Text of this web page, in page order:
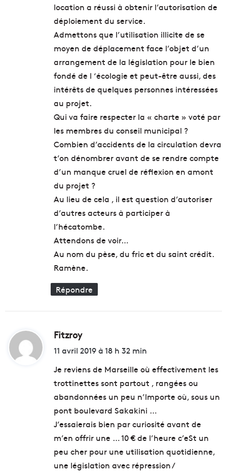
location a réussi à obtenir l’autorisation de
déploiement du service.
Admettons que l’utilisation illicite de se
moyen de déplacement face l’objet d’un
arrangement de la législation pour le bien
fondé de l ‘écologie et peut-être aussi, des
intérêts de quelques personnes intéressées
au projet.
Qui va faire respecter la « charte » voté par
les membres du conseil municipal ?
Combien d’accidents de la circulation devra
t’on dénombrer avant de se rendre compte
d’un manque cruel de réflexion en amont
du projet ?
Au lieu de cela , il est question d’autoriser
d’autres acteurs à participer à
l’hécatombe.
Attendons de voir…
Au nom du pèse, du fric et du saint crédit.
Ramène.
Répondre
Fitzroyd
i
11 avril 2019 à 18 h 32 min
Je reviens de Marseille où effectivement les
trottinettes sont partout , rangées ou
abandonnées un peu n’lmporte où, sous un
pont boulevard Sakakini …
J’essaierais bien par curiosité avant de
m’en offrir une … 10 € de l’heure c’eSt un
peu cher pour une utilisation quotidienne,
une législation avec répression /